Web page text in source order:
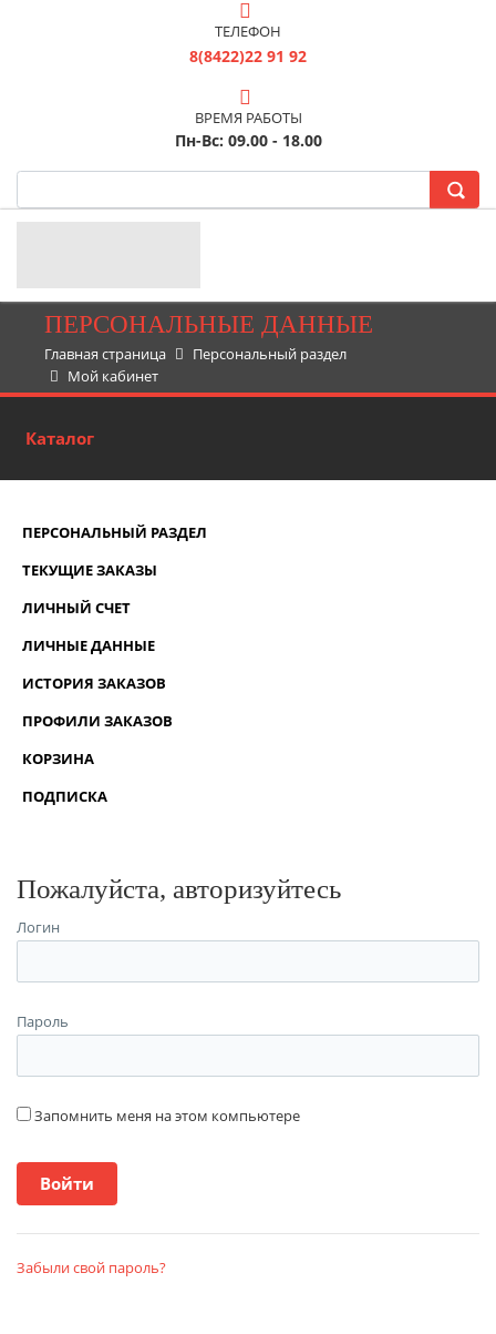
ТЕЛЕФОН
8(8422)22 91 92
ВРЕМЯ РАБОТЫ
Пн-Вс: 09.00 - 18.00
ПЕРСОНАЛЬНЫЕ ДАННЫЕ
Главная страница
Персональный раздел
Мой кабинет
Каталог
ПЕРСОНАЛЬНЫЙ РАЗДЕЛ
ТЕКУЩИЕ ЗАКАЗЫ
ЛИЧНЫЙ СЧЕТ
ЛИЧНЫЕ ДАННЫЕ
ИСТОРИЯ ЗАКАЗОВ
ПРОФИЛИ ЗАКАЗОВ
КОРЗИНА
ПОДПИСКА
Пожалуйста, авторизуйтесь
Логин
Пароль
Запомнить меня на этом компьютере
Забыли свой пароль?